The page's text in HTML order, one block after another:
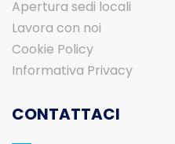
Apertura sedi locali
Lavora con noi
Cookie Policy
Informativa Privacy
CONTATTACI